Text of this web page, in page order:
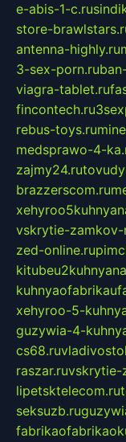
e-abis-1-c.ru
store-
antenna-highly.ru
3-sex-porn.ru
viagra-tablet.ru
fincontech.ru
rebus-toys.ru
medsprawo-4-
zajmy24.ru
brazzerscom.ru
vskrytie-zamkov-
zed-online.ru
xehyroo-5-
guzywia-4-
cs68.ru
raszar.ruvskrytie-
lipetsktelecom.ru
seksuzb.ru